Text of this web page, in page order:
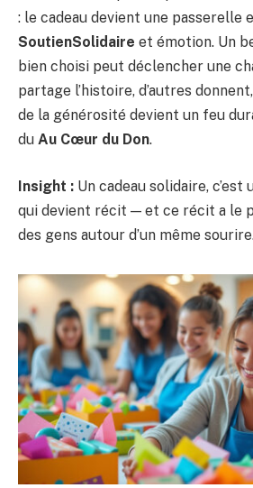
: le cadeau devient une passerelle
SoutienSolidaire et émotion. Un
bien choisi peut déclencher une
partage l’histoire, d’autres
de la générosité devient un feu
du Au Cœur du Don.
Insight : Un cadeau solidaire,
qui devient récit — et ce récit a le
des gens autour d’un même